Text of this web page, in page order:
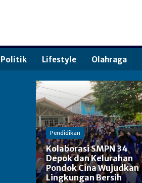
Politik Lifestyle Olahraga
Pendidikan
Kolaborasi SMPN 34
Depok dan Kelurahan
Pondok Cina Wujudkan
Lingkungan Bersih